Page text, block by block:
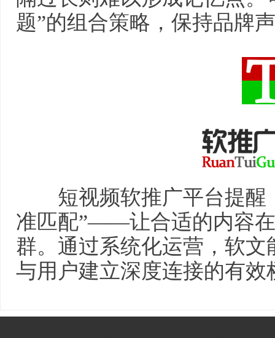
题”的组合策略，保持品牌
短视频软推广平台提醒
准匹配”——让合适的内容
群。通过系统化运营，软
与用户建立深度连接的有效